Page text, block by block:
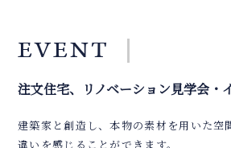
EVENT
注文住宅、リノベーション見学会・
建築家と創造し、本物の素材を用いた空
違いを感じることができます。